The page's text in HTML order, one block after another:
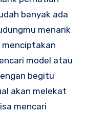
banyak ada
menarik
menciptakan
model atau
begitu
akan melekat
mencari